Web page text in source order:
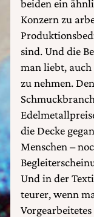
beiden ein
Konzern zu
sind. Und die
man liebt,
zu nehmen.
die Decke
Menschen –
Und in der
teurer, wenn